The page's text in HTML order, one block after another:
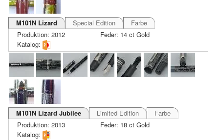
M101N Lizard Special Edition
Farbe
Produktion: 2012
Feder: 14 ct Gold
Katalog:
M101N Lizard Jubilee Limited Edition
Farbe
Produktion: 2013
Feder: 18 ct Gold
Katalog: